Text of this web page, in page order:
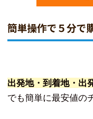
簡単操作で５分で
出発地・到着地・出
でも簡単に最安値の